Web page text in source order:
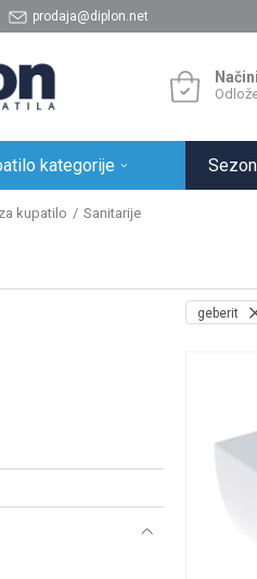
prodaja@diplon.net
kategorije
kupatilo Sanitarije
geberit